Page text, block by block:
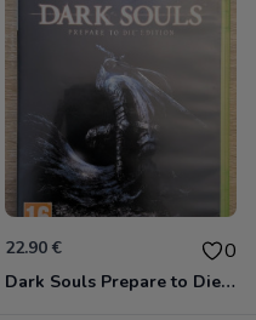
22.90 € 0
Dark Souls Prepare to Die Edition XBOX 360